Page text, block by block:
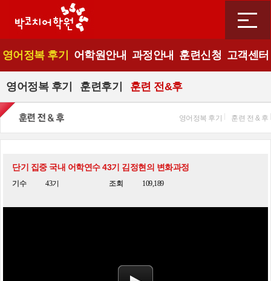
영어정복 후기 어학원안내 과정안내 훈련신청 고객센터
영어정복 후기 훈련후기 훈련 전&후
영어정복 후기 훈련 전 & 후
단기 집중 국내 어학연수 43기 김정현의 변화과정
기수 43기 조회 109,189